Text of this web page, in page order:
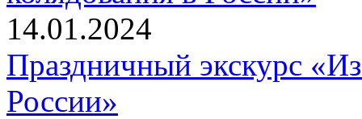
14.01.2024
Праздничный экскурс
России»